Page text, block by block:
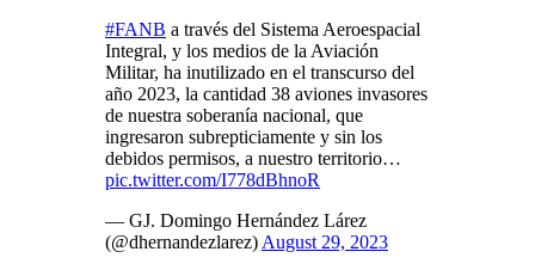
#FANB a través del Sistema Aeroespacial
Integral, y los medios de la Aviación
Militar, ha inutilizado en el transcurso del
año 2023, la cantidad 38 aviones invasores
de nuestra soberanía nacional, que
ingresaron subrepticiamente y sin los
debidos permisos, a nuestro territorio…
pic.twitter.com/I778dBhnoR
— GJ. Domingo Hernández Lárez
(@dhernandezlarez) August 29, 2023